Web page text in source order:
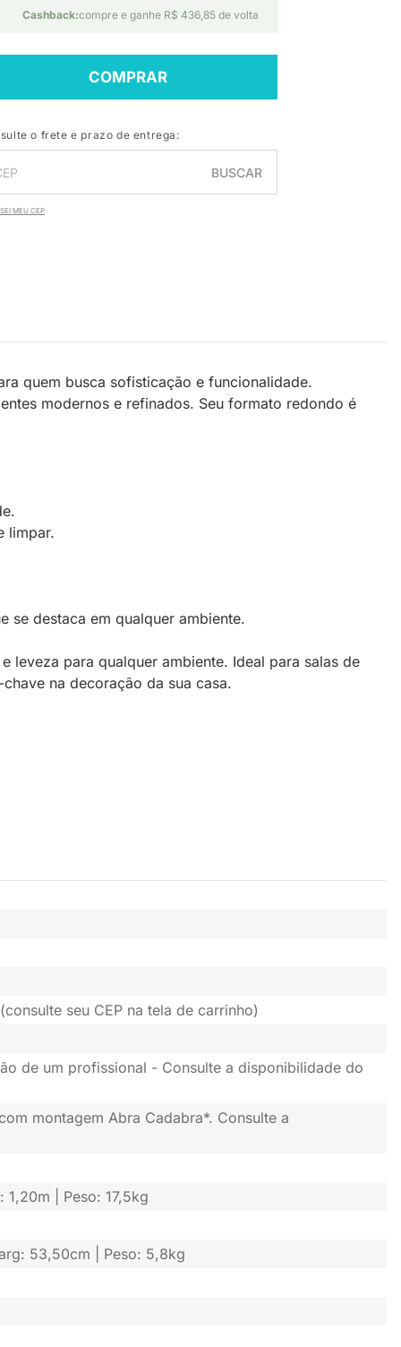
Cashback:compre e ganhe R$ 436,85 de volta
COMPRAR
o frete e prazo de entrega:
BUSCAR
MEU CEP
quem busca sofisticação e funcionalidade.
modernos e refinados. Seu formato redondo é
limpar.
se destaca em qualquer ambiente.
leveza para qualquer ambiente. Ideal para salas de
na decoração da sua casa.
seu CEP na tela de carrinho)
de um profissional - Consulte a disponibilidade do
montagem Abra Cadabra*. Consulte a
| Peso: 17,5kg
53,50cm | Peso: 5,8kg